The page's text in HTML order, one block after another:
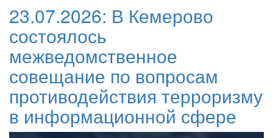
23.07.2026: В Кемерово
состоялось
межведомственное
совещание по вопросам
противодействия терроризму
в информационной сфере